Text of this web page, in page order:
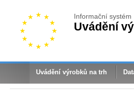
Informační systém
Uvádění
Uvádění výrobků na trh